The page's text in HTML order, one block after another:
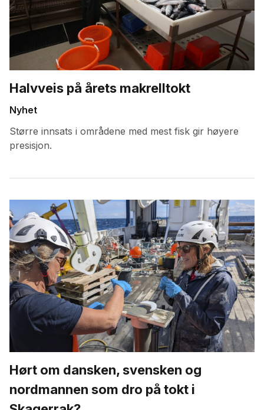
Halvveis på årets makrelltokt
Nyhet
Større innsats i områdene med mest fisk gir høyere
presisjon.
Hørt om dansken, svensken og
nordmannen som dro på tokt i